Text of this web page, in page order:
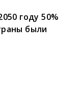
году 50%
были